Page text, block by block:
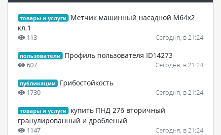
товары и услуги
Метчик машинный насадной М64х2
кл.1
113 Сегодня, в 21:24
пользователи Профиль пользователя ID14273
607 Сегодня, в 21:24
публикации Грибостойкость
1730 Сегодня, в 21:24
товары и услуги
купить ПНД 276 вторичный
гранулированный и дробленый
1147 Сегодня, в 21:24